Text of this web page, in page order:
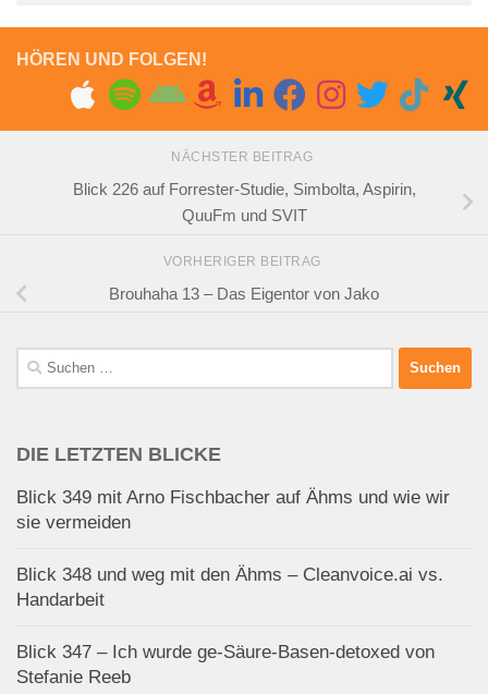
HÖREN UND FOLGEN!
NÄCHSTER BEITRAG
Blick 226 auf Forrester-Studie, Simbolta, Aspirin,
QuuFm und SVIT
VORHERIGER BEITRAG
Brouhaha 13 – Das Eigentor von Jako
Suchen
nach:
DIE LETZTEN BLICKE
Blick 349 mit Arno Fischbacher auf Ähms und wie wir
sie vermeiden
Blick 348 und weg mit den Ähms – Cleanvoice.ai vs.
Handarbeit
Blick 347 – Ich wurde ge-Säure-Basen-detoxed von
Stefanie Reeb